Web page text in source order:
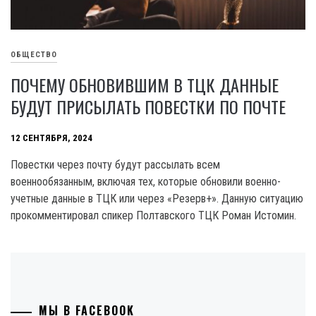
ОБЩЕСТВО
ПОЧЕМУ ОБНОВИВШИМ В ТЦК ДАННЫЕ
БУДУТ ПРИСЫЛАТЬ ПОВЕСТКИ ПО ПОЧТЕ
12 СЕНТЯБРЯ, 2024
Повестки через почту будут рассылать всем
военнообязанным, включая тех, которые обновили военно-
учетные данные в ТЦК или через «Резерв+». Данную ситуацию
прокомментировал спикер Полтавского ТЦК Роман Истомин.
МЫ В FACEBOOK